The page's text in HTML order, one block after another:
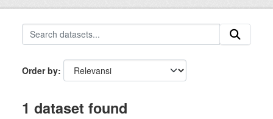
Order by
1 dataset found